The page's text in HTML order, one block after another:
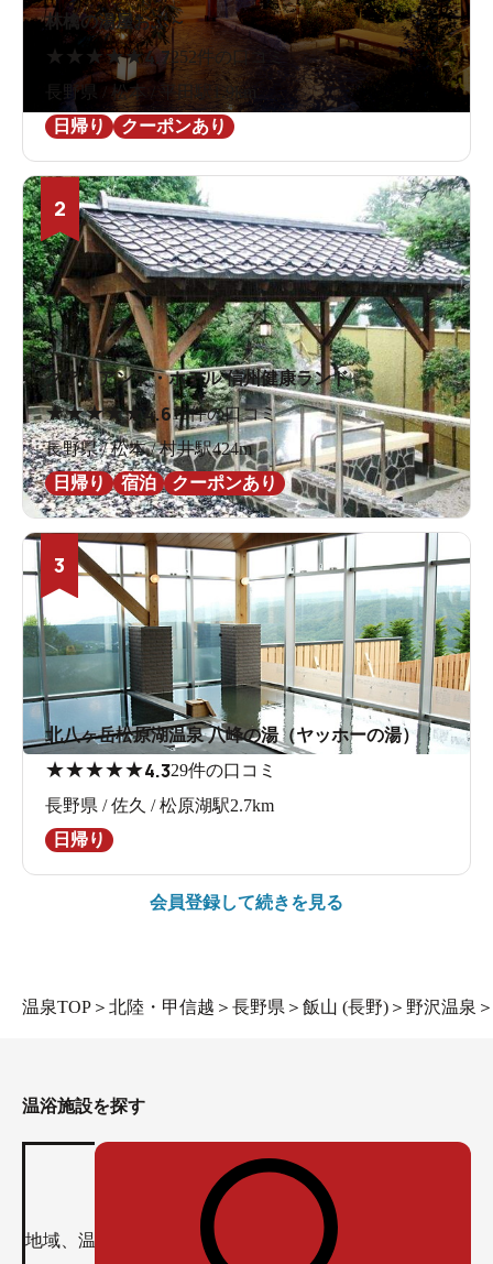
林檎の湯屋おぶ～
★ ★ ★★★4.7252件の口コミ
長野県 / 松本 / 平田駅1.9km
日帰り
クーポンあり
2
クア・アンド・ホテル 信州健康ランド
★★★★★4.616件の口コミ
長野県 / 松本 / 村井駅424m
日帰り
宿泊 クーポンあり
3
北八ヶ岳松原湖温泉 八峰の湯（ヤッホーの湯）
★★★★★4.329件の口コミ
長野県 / 佐久 / 松原湖駅2.7km
日帰り
会員登録して続きを見る
温泉TOP ＞ 北陸・甲信越 ＞ 長野県 ＞ 飯山 (長野) ＞ 野沢温泉 ＞
温浴施設を探す